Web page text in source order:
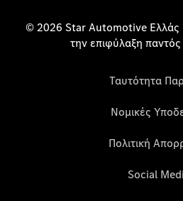
© 2026 Star Automotive
την επιφύλαξη παντός
Ταυτότητα
Νομικές
Πολιτική
Social